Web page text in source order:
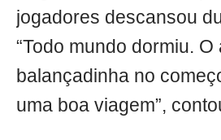
jogadores descansou
“Todo mundo dormiu.
balançadinha no
uma boa viagem”,